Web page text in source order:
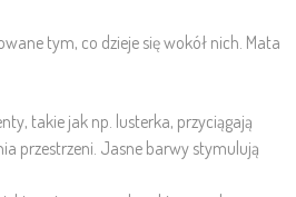
tym, co dzieje się wokół nich. Mata
takie jak np. lusterka, przyciągają
przestrzeni. Jasne barwy stymulują